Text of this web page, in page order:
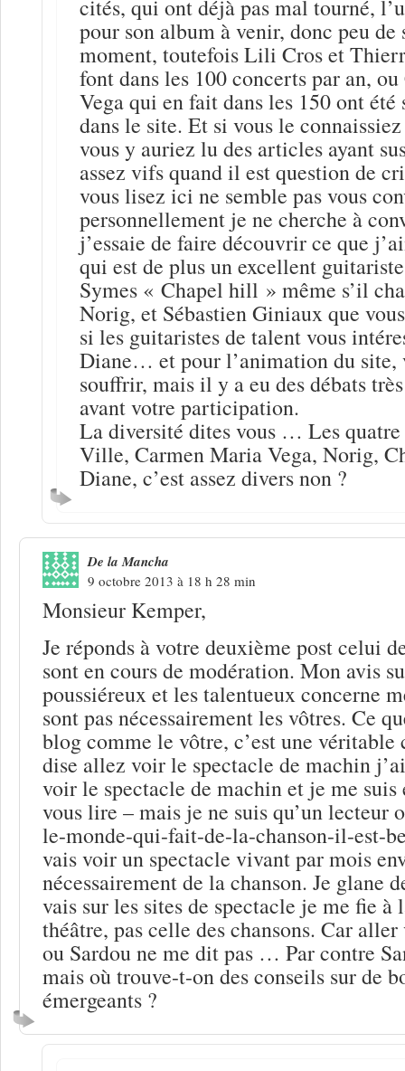
cités, qui ont déjà pas mal tourné,
pour son album à venir, donc peu de
moment, toutefois Lili Cros et
font dans les 100 concerts par an,
Vega qui en fait dans les 150 ont été
dans le site. Et si vous le
vous y auriez lu des articles ayant
assez vifs quand il est question de
vous lisez ici ne semble pas vous
personnellement je ne cherche à
j’essaie de faire découvrir ce que
qui est de plus un excellent
Symes « Chapel hill » même s’il
Norig, et Sébastien Giniaux que
si les guitaristes de talent vous
Diane… et pour l’animation du site,
souffrir, mais il y a eu des débats
avant votre participation.
La diversité dites vous … Les
Ville, Carmen Maria Vega, Norig,
Diane, c’est assez divers non ?
De la Mancha
9 octobre 2013 à 18 h 28 min
Monsieur Kemper,
Je réponds à votre deuxième post celui
sont en cours de modération. Mon avis
poussiéreux et les talentueux concerne
sont pas nécessairement les vôtres. Ce
blog comme le vôtre, c’est une véritable
dise allez voir le spectacle de machin
voir le spectacle de machin et je me suis
vous lire – mais je ne suis qu’un lecteur
le-monde-qui-fait-de-la-chanson-il-est-
vais voir un spectacle vivant par mois
nécessairement de la chanson. Je glane
vais sur les sites de spectacle je me fie à
théâtre, pas celle des chansons. Car
ou Sardou ne me dit pas … Par contre
mais où trouve-t-on des conseils sur de
émergeants ?